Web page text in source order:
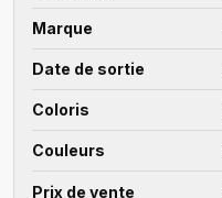
Marque
Date de sortie
Coloris
Couleurs
Prix de vente